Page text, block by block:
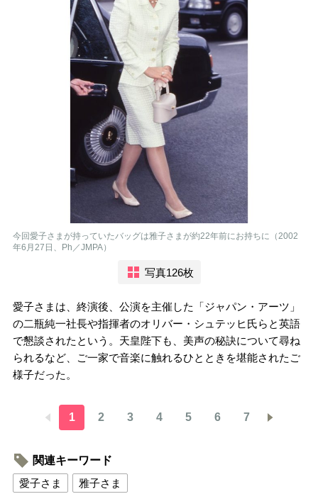
今回愛子さまが持っていたバッグは雅子さまが約22年前にお持ちに（2002
年6月27日、Ph／JMPA）
写真126枚
愛子さまは、終演後、公演を主催した「ジャパン・アーツ」
の二瓶純一社長や指揮者のオリバー・シュテッヒ氏らと英語
で懇談されたという。天皇陛下も、美声の秘訣について尋ね
られるなど、ご一家で音楽に触れるひとときを堪能されたご
様子だった。
1 2 3 4 5 6 7
関連キーワード
愛子さま
雅子さま